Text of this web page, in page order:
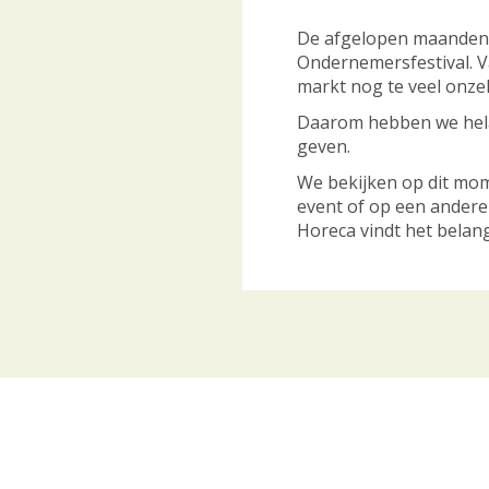
De afgelopen
Ondernemersfestival.
markt nog te veel
Daarom hebben we
geven.
We bekijken op dit
event of op een
Horeca vindt het